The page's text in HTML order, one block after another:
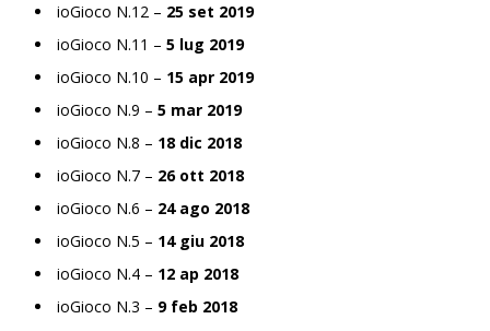
ioGioco N.12 – 25 set 2019
ioGioco N.11 – 5 lug 2019
ioGioco N.10 – 15 apr 2019
ioGioco N.9 – 5 mar 2019
ioGioco N.8 – 18 dic 2018
ioGioco N.7 – 26 ott 2018
ioGioco N.6 – 24 ago 2018
ioGioco N.5 – 14 giu 2018
ioGioco N.4 – 12 ap 2018
ioGioco N.3 – 9 feb 2018